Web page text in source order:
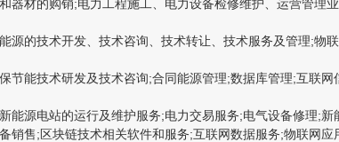
材的购销;电力工程施工、电力设备检修维护、运营管理业
技术开发、技术咨询、技术转让、技术服务及管理;物联
能技术研发及技术咨询;合同能源管理;数据库管理;互联网
电站的运行及维护服务;电力交易服务;电气设备修理;新
售;区块链技术相关软件和服务;互联网数据服务;物联网